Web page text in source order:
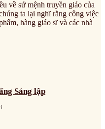
về sứ mệnh truyền giáo của
ta lại nghĩ rằng công việc
hàng giáo sĩ và các nhà
Sáng lập